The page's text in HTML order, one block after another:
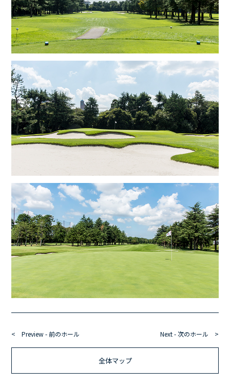
< Preview - 前のホール Next - 次のホール >
全体マップ